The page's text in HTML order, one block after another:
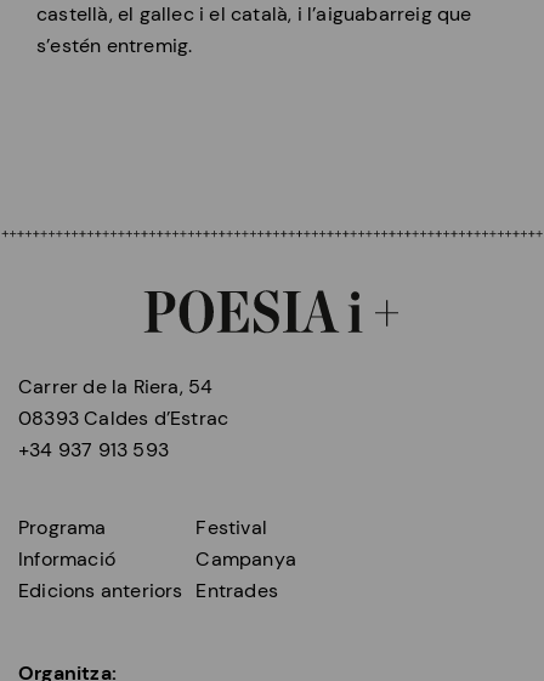
castellà, el gallec i el català, i l’aiguabarreig que
s’estén entremig.
Carrer de la Riera, 54
08393 Caldes d’Estrac
+34 937 913 593
Programa
Informació
Edicions anteriors
Festival
Campanya
Entrades
Organitza: